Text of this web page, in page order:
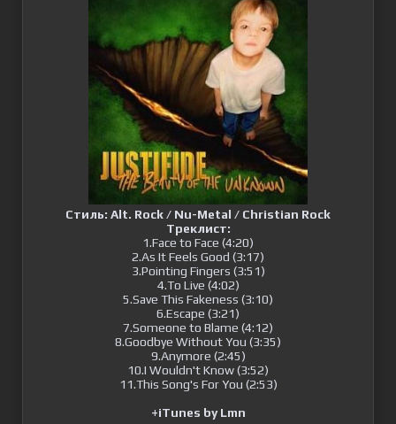
Стиль: Alt. Rock / Nu-Metal / Christian Rock
Треклист:
1.Face to Face (4:20)
2.As It Feels Good (3:17)
3.Pointing Fingers (3:51)
4.To Live (4:02)
5.Save This Fakeness (3:10)
6.Escape (3:21)
7.Someone to Blame (4:12)
8.Goodbye Without You (3:35)
9.Anymore (2:45)
10.I Wouldn't Know (3:52)
11.This Song's For You (2:53)
+iTunes by Lmn